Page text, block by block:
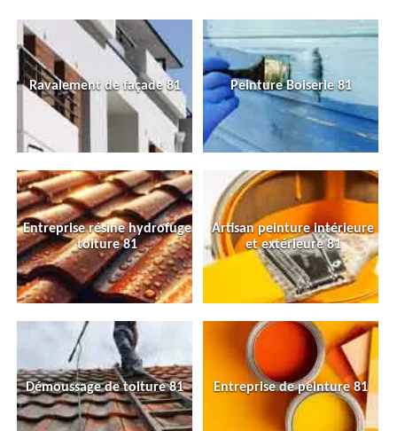
Ravalement de façade 81 Peinture Boiserie 81
Entreprise résine hydrofuge
toiture 81
Artisan peinture intérieure
et extérieure 81
Démoussage de toiture 81 Entreprise de peinture 81